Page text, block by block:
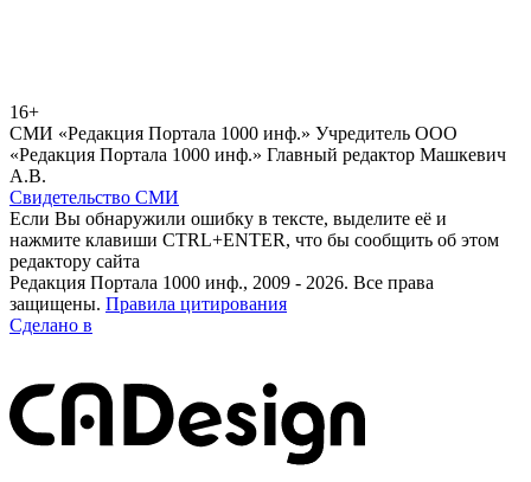
16+
СМИ «Редакция Портала 1000 инф.» Учредитель ООО
«Редакция Портала 1000 инф.» Главный редактор Машкевич
А.В.
Свидетельство СМИ
Если Вы обнаружили ошибку в тексте, выделите её и
нажмите клавиши CTRL+ENTER, что бы сообщить об этом
редактору сайта
Редакция Портала 1000 инф., 2009 - 2026. Все права
защищены. Правила цитирования
Сделано в